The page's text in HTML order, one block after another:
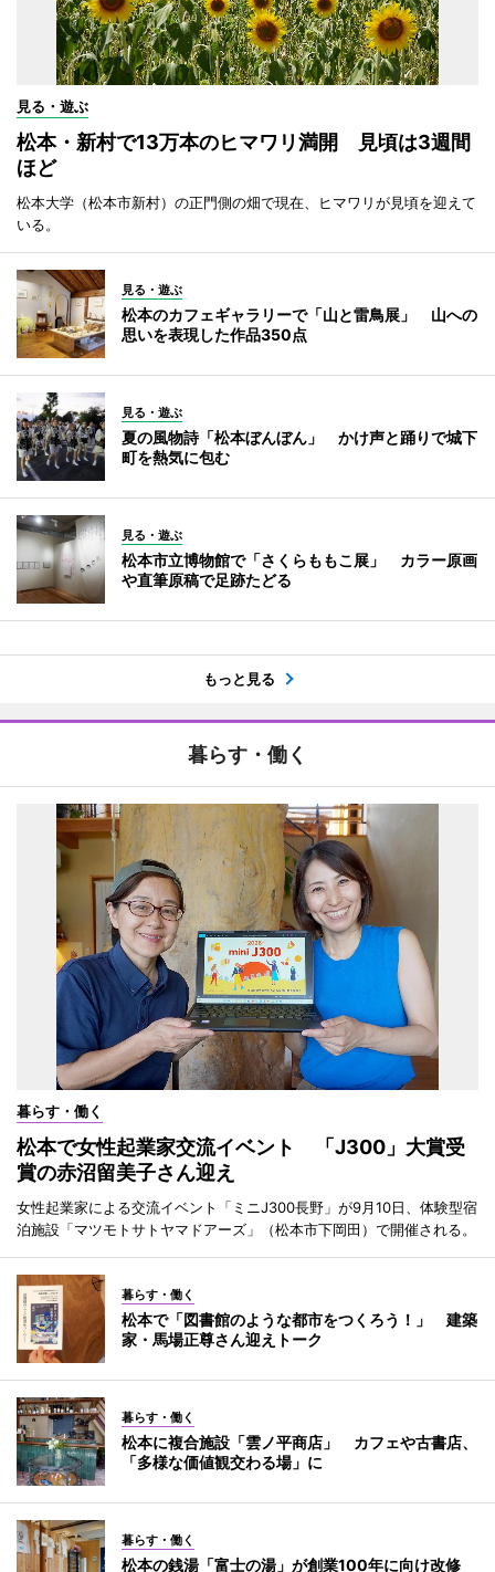
見る・遊ぶ
松本・新村で13万本のヒマワリ満開 見頃は3週間
ほど
松本大学（松本市新村）の正門側の畑で現在、ヒマワリが見頃を迎えて
いる。
見る・遊ぶ
松本のカフェギャラリーで「山と雷鳥展」 山への
思いを表現した作品350点
見る・遊ぶ
夏の風物詩「松本ぼんぼん」 かけ声と踊りで城下
町を熱気に包む
見る・遊ぶ
松本市立博物館で「さくらももこ展」 カラー原画
や直筆原稿で足跡たどる
もっと見る
暮らす・働く
暮らす・働く
松本で女性起業家交流イベント 「J300」大賞受
賞の赤沼留美子さん迎え
女性起業家による交流イベント「ミニJ300長野」が9月10日、体験型宿
泊施設「マツモトサトヤマドアーズ」（松本市下岡田）で開催される。
暮らす・働く
松本で「図書館のような都市をつくろう！」 建築
家・馬場正尊さん迎えトーク
暮らす・働く
松本に複合施設「雲ノ平商店」 カフェや古書店、
「多様な価値観交わる場」に
暮らす・働く
松本の銭湯「富士の湯」が創業100年に向け改修